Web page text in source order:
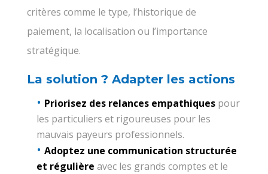
critères comme le type, l’historique de
paiement, la localisation ou l’importance
stratégique.
La solution ? Adapter les actions
Priorisez des relances empathiquespour
les particuliers et rigoureuses pour les
mauvais payeurs professionnels.
Adoptez une communication structurée
et régulière avec les grands comptes et le